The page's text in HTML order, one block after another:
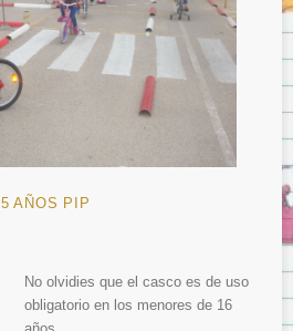
5 AÑOS PIP
No olvidies que el casco es de uso
obligatorio en los menores de 16